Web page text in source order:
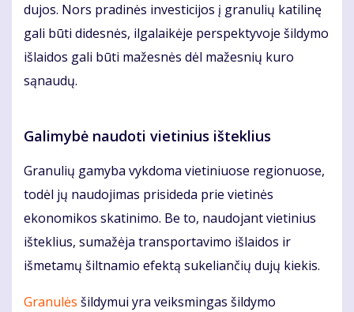
dujos. Nors pradinės investicijos į granulių katilinę
gali būti didesnės, ilgalaikėje perspektyvoje šildymo
išlaidos gali būti mažesnės dėl mažesnių kuro
sąnaudų.
Galimybė naudoti vietinius išteklius
Granulių gamyba vykdoma vietiniuose regionuose,
todėl jų naudojimas prisideda prie vietinės
ekonomikos skatinimo. Be to, naudojant vietinius
išteklius, sumažėja transportavimo išlaidos ir
išmetamų šiltnamio efektą sukeliančių dujų kiekis.
Granulės šildymui yra veiksmingas šildymo